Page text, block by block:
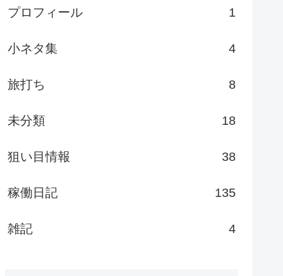
プロフィール 1
小ネタ集 4
旅打ち 8
未分類 18
狙い目情報 38
稼働日記 135
雑記 4